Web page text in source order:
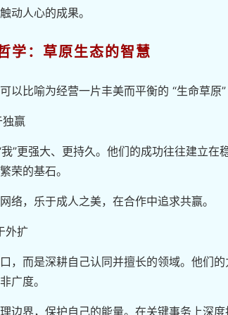
动人心的成果。
学：草原生态的智慧
以比喻为经营一片丰美而平衡的 “生命草原”
赢
我”更强大、更持久。他们的成功往往建立
荣的基石。
络，乐于成人之美，在合作中追求共赢。
外扩
，而是深耕自己认同并擅长的领域。他们
广度。
边界，保护自己的能量。在关键事务上深度